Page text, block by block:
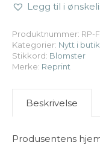
Legg til i
Produktnummer: RP-
Kategorier: Nytt i
Stikkord: Blomster
Merke: Reprint
Beskrivelse
Produsentens